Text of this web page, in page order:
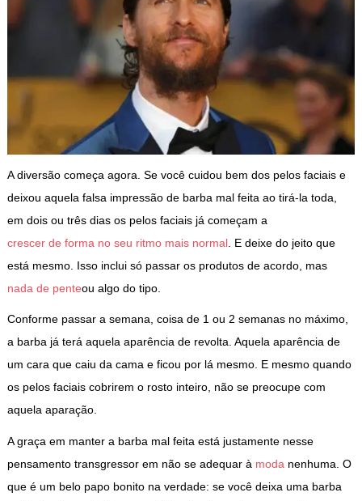
A diversão começa agora. Se você cuidou bem dos pelos faciais e
deixou aquela falsa impressão de barba mal feita ao tirá-la toda,
em dois ou três dias os pelos faciais já começam a
crescer de forma no seu ritmo mais normal. E deixe do jeito que
está mesmo. Isso inclui só passar os produtos de acordo, mas
nada de penteou algo do tipo.
Conforme passar a semana, coisa de 1 ou 2 semanas no máximo,
a barba já terá aquela aparência de revolta. Aquela aparência de
um cara que caiu da cama e ficou por lá mesmo. E mesmo quando
os pelos faciais cobrirem o rosto inteiro, não se preocupe com
aquela aparação.
A graça em manter a barba mal feita está justamente nesse
pensamento transgressor em não se adequar à moda nenhuma. O
que é um belo papo bonito na verdade: se você deixa uma barba